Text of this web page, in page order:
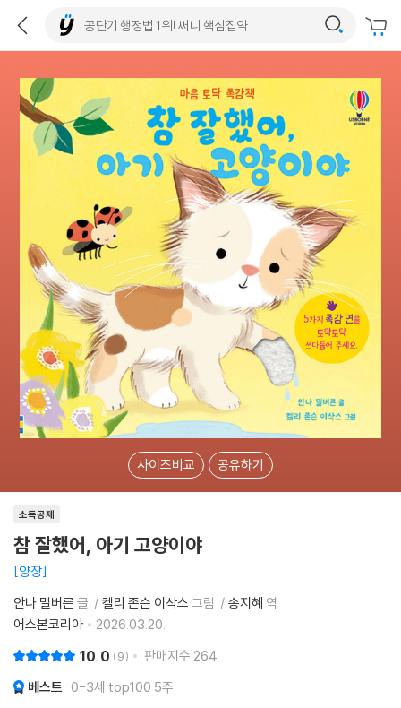
사이즈비교 공유하기
소득공제
참 잘했어, 아기 고양이야
양장
안나 밀버른 글 켈리 존슨 이삭스 그림 송지혜 역
어스본코리아
2026.03.20.
10.0 9 판매지수 264
베스트 0-3세 top100 5주